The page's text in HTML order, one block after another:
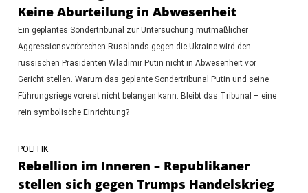
Keine Aburteilung in Abwesenheit
Ein geplantes Sondertribunal zur Untersuchung mutmaßlicher
Aggressionsverbrechen Russlands gegen die Ukraine wird den
russischen Präsidenten Wladimir Putin nicht in Abwesenheit vor
Gericht stellen. Warum das geplante Sondertribunal Putin und seine
Führungsriege vorerst nicht belangen kann. Bleibt das Tribunal – eine
rein symbolische Einrichtung?
POLITIK
Rebellion im Inneren – Republikaner
stellen sich gegen Trumps Handelskrieg